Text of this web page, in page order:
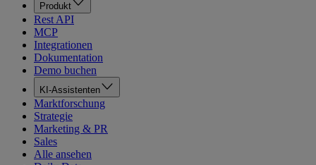
Produkt
Rest API
MCP
Integrationen
Dokumentation
Demo buchen
KI-Assistenten
Marktforschung
Strategie
Marketing & PR
Sales
Alle ansehen